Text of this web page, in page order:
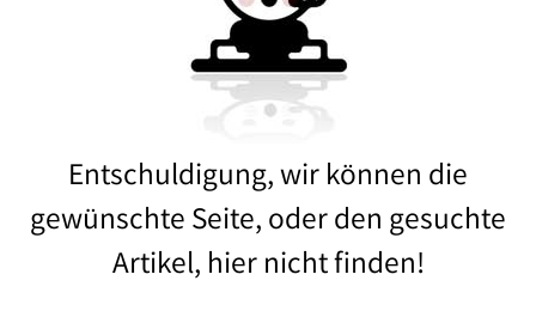
Entschuldigung, wir können die
gewünschte Seite, oder den gesuchte
Artikel, hier nicht finden!